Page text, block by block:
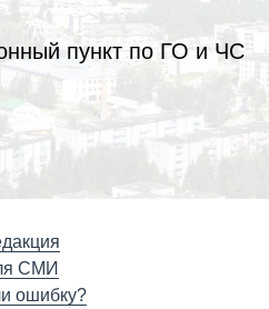
пункт по ГО и ЧС
СМИ
ошибку?